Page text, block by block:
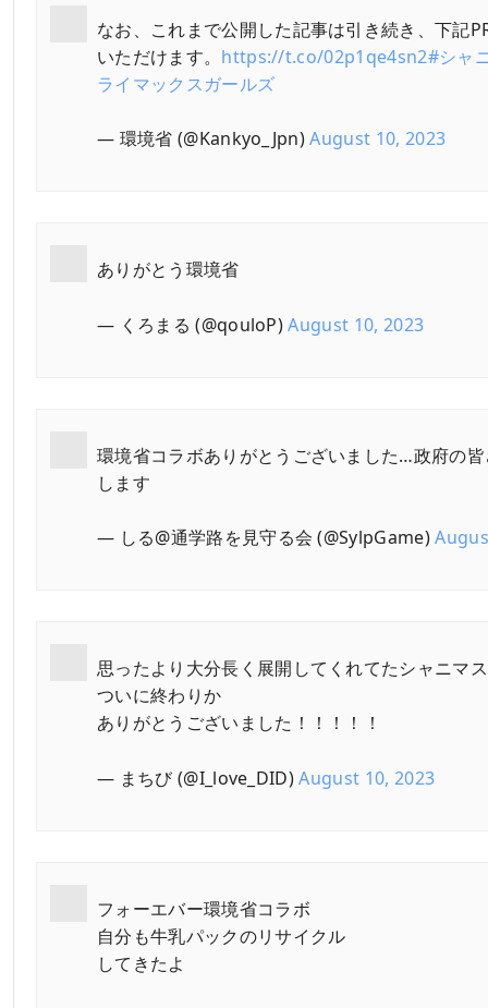
なお、これまで公開した記事は引き続き、下記
いただけます。 https://t.co/02p1qe4sn2#シャ
ライマックスガールズ
— 環境省 (@Kankyo_Jpn)August 10, 2023
ありがとう環境省
— くろまる (@qouloP)August 10, 2023
環境省コラボありがとうございました…政府の
します
— しる@通学路を見守る会 (@SylpGame)
思ったより大分長く展開してくれてたシャニマ
ついに終わりか
ありがとうございました！！！！！
— まちび (@I_love_DID)August 10, 2023
フォーエバー環境省コラボ
自分も牛乳パックのリサイクル
してきたよ